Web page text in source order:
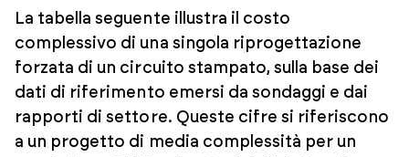
La tabella seguente illustra il costo
complessivo di una singola riprogettazione
forzata di un circuito stampato, sulla base dei
dati di riferimento emersi da sondaggi e dai
rapporti di settore. Queste cifre si riferiscono
a un progetto di media complessità per un